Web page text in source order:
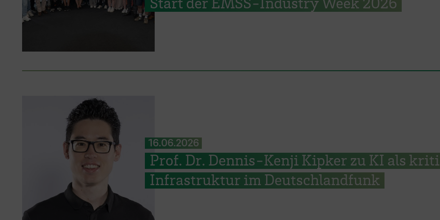
16.06.2026
Prof. Dr. Dennis-Kenji Kipker zu KI als
Infrastruktur im Deutschlandfunk